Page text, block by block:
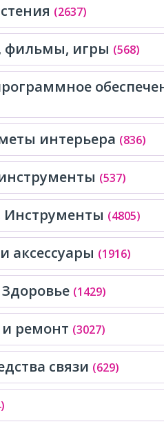
(2637)
фильмы, игры (568)
интерьера (836)
(537)
Инструменты (4805)
аксессуары (1916)
(1429)
и ремонт (3027)
связи (629)